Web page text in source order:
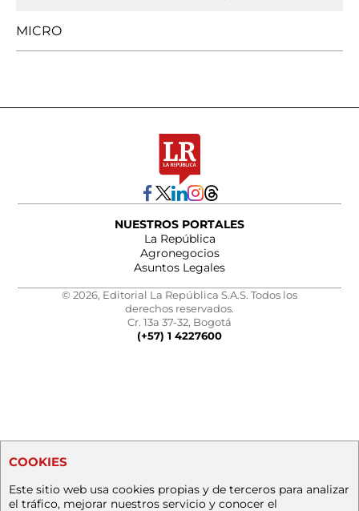
MICRO
NUESTROS PORTALES
La República
Agronegocios
Asuntos Legales
© 2026, Editorial La República S.A.S. Todos los
derechos reservados.
Cr. 13a 37-32, Bogotá
(+57) 1 4227600
COOKIES
Este sitio web usa cookies propias y de terceros para analizar
el tráfico, mejorar nuestros servicio y conocer el